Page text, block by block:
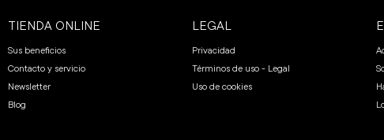
TIENDA ONLINE
Sus beneficios
Contacto y servicio
Newsletter
Blog
LEGAL
Privacidad
Términos de uso - Legal
Uso de cookies